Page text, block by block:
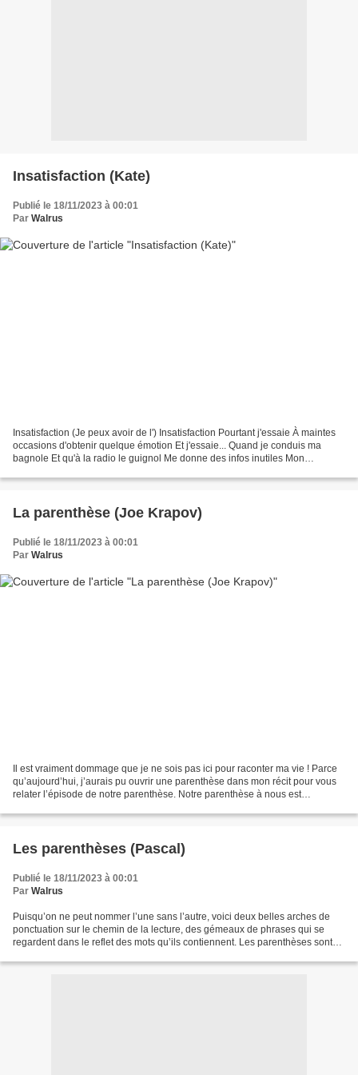
Insatisfaction (Kate)
Publié le 18/11/2023 à 00:01
Par Walrus
Insatisfaction (Je peux avoir de l') Insatisfaction Pourtant j'essaie À maintes
occasions d'obtenir quelque émotion Et j'essaie... Quand je conduis ma
bagnole Et qu'à la radio le guignol Me donne des infos inutiles Mon
La parenthèse (Joe Krapov)
Publié le 18/11/2023 à 00:01
Par Walrus
Il est vraiment dommage que je ne sois pas ici pour raconter ma vie ! Parce
qu’aujourd’hui, j’aurais pu ouvrir une parenthèse dans mon récit pour vous
relater l’épisode de notre parenthèse. Notre parenthèse à nous est
Les parenthèses (Pascal)
Publié le 18/11/2023 à 00:01
Par Walrus
Puisqu’on ne peut nommer l’une sans l’autre, voici deux belles arches de
ponctuation sur le chemin de la lecture, des gémeaux de phrases qui se
regardent dans le reflet des mots qu’ils contiennent. Les parenthèses sont